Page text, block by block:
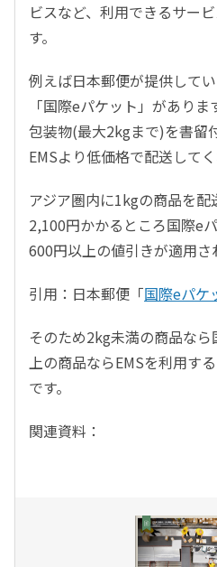
ビスなど、利用できるサー
す。
例えば日本郵便が提供して
「国際eパケット」があり
包装物(最大2kgまで)を書留
EMSより低価格で配送してく
アジア圏内に1kgの商品を配
2,100円かかるところ国際e
600円以上の値引きが適用さ
引用：日本郵便「国際eパケ
そのため2kg未満の商品な
上の商品ならEMSを利用す
です。
関連資料：